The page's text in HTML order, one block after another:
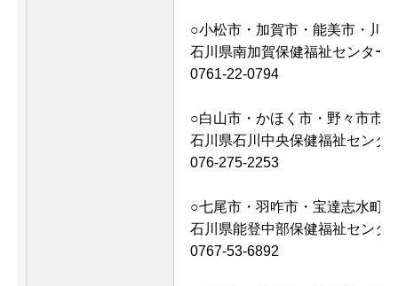
○小松市・加賀市・能美市・川
石川県南加賀保健福祉センター
0761-22-0794
○白山市・かほく市・野々市市
石川県石川中央保健福祉センタ
076-275-2253
○七尾市・羽咋市・宝達志水町
石川県能登中部保健福祉センタ
0767-53-6892